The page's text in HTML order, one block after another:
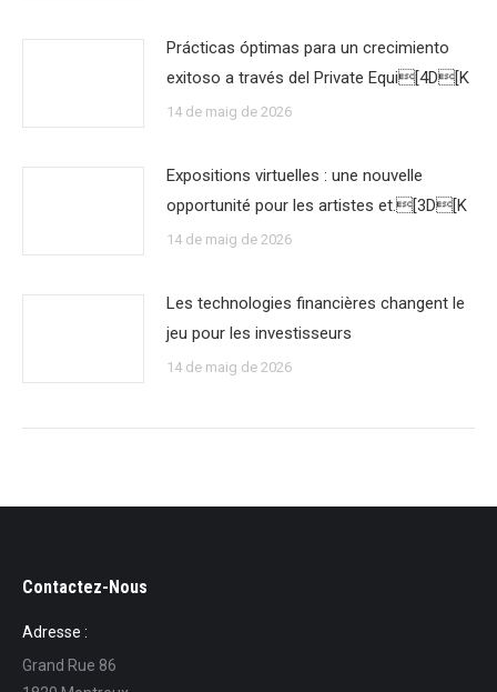
Prácticas óptimas para un crecimiento
exitoso a través del Private Equi[4D[K
14 de maig de 2026
Expositions virtuelles : une nouvelle
opportunité pour les artistes et.[3D[K
14 de maig de 2026
Les technologies financières changent le
jeu pour les investisseurs
14 de maig de 2026
Contactez-Nous
Adresse :
Grand Rue 86